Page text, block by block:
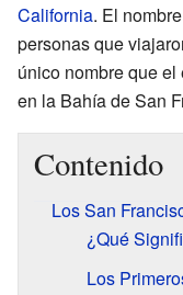
California. El
personas que
único nombre que
en la Bahía de San
Contenido
Los San
¿Qué
Los